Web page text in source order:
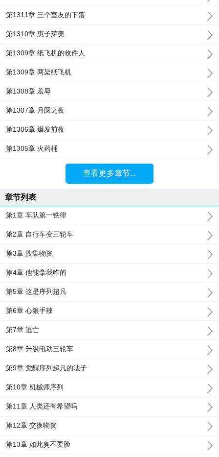
第1311章 三个室友的下落
第1310章 惠子芽美
第1309章 纸飞机的收件人
第1309章 两架纸飞机
第1308章 羞辱
第1307章 月圆之夜
第1306章 爆发前夜
第1305章 火药桶
查看更多章节...
章节列表
第1章 车队第一铁律
第2章 自行车变三轮车
第3章 搜集物资
第4章 他能拿我咋的
第5章 这是序列超凡
第6章 心狠手辣
第7章 逃亡
第8章 升级电动三轮车
第9章 觉醒序列超凡的法子
第10章 机械师序列
第11章 人类还有希望吗
第12章 交换物资
第13章 如此臭不要脸